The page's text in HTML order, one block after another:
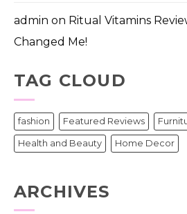
admin on Ritual Vitamins
Changed Me!
TAG CLOUD
fashion Featured Reviews
Health and Beauty Home Decor
ARCHIVES